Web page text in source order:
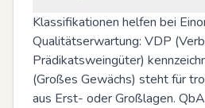
Klassifikationen helfen bei
Qualitätserwartung: VDP
Prädikatsweingüter)
(Großes Gewächs) steht für
aus Erst- oder Großlagen.